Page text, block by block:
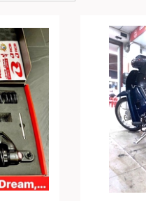
Cho